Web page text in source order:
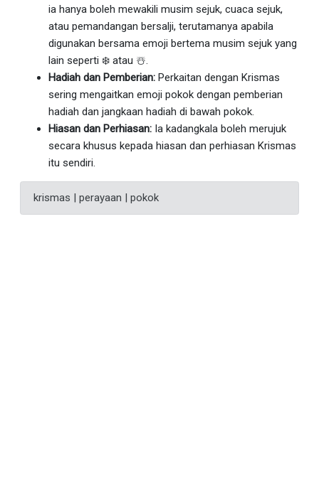
ia hanya boleh mewakili musim sejuk, cuaca sejuk,
atau pemandangan bersalji, terutamanya apabila
digunakan bersama emoji bertema musim sejuk yang
lain seperti ❄️ atau ☃️.
Hadiah dan Pemberian: Perkaitan dengan Krismas
sering mengaitkan emoji pokok dengan pemberian
hadiah dan jangkaan hadiah di bawah pokok.
Hiasan dan Perhiasan: Ia kadangkala boleh merujuk
secara khusus kepada hiasan dan perhiasan Krismas
itu sendiri.
krismas | perayaan | pokok